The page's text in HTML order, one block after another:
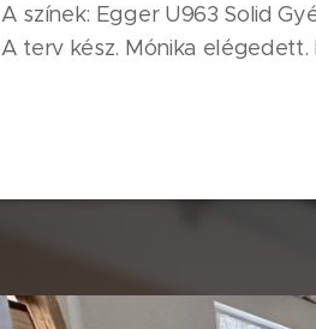
A színek: Egger U963 Solid
A terv kész. Mónika